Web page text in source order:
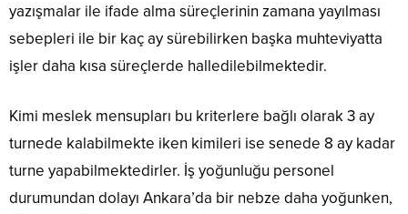
yazışmalar ile ifade alma süreçlerinin zamana yayılması
sebepleri ile bir kaç ay sürebilirken başka muhteviyatta
işler daha kısa süreçlerde halledilebilmektedir.
Kimi meslek mensupları bu kriterlere bağlı olarak 3 ay
turnede kalabilmekte iken kimileri ise senede 8 ay kadar
turne yapabilmektedirler. İş yoğunluğu personel
durumundan dolayı Ankara’da bir nebze daha yoğunken,